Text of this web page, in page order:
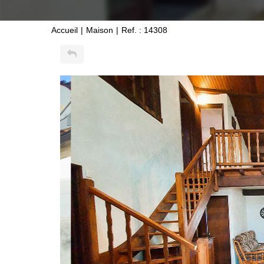
Accueil Maison Ref. : 14308